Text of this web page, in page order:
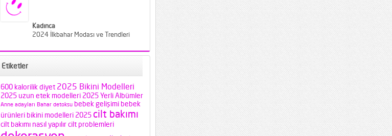
Kadınca
2024 İlkbahar Modası ve Trendleri
Etiketler
600 kalorilik diyet 2025 Bikini Modelleri
2025 uzun etek modelleri 2025 Yerli Albümler
Anne adayları Bahar detoksu bebek gelişimi bebek
ürünleri bikini modelleri 2025 cilt bakımı
cilt bakımı nasıl yapılırcilt problemleri